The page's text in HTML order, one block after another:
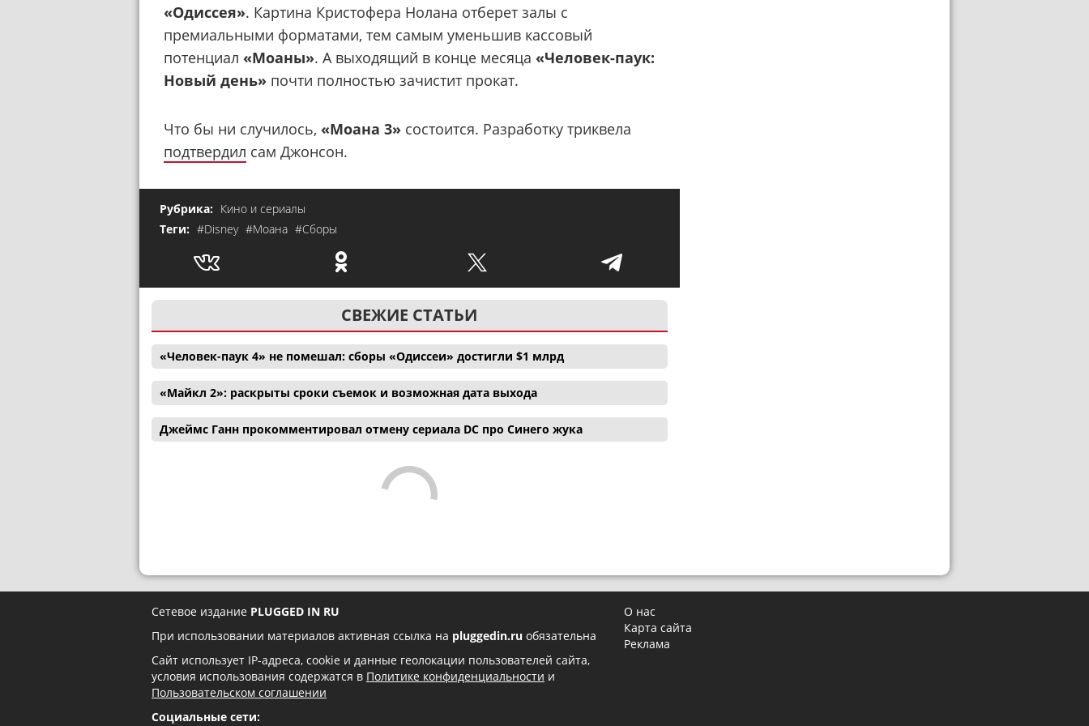
«Одиссея». Картина Кристофера Нолана отберет залы с
премиальными форматами, тем самым уменьшив кассовый
потенциал «Моаны». А выходящий в конце месяца «Человек-паук:
Новый день» почти полностью зачистит прокат.
Что бы ни случилось, «Моана 3» состоится. Разработку триквела
подтвердил сам Джонсон.
Рубрика: Кино и сериалы
Теги: #Disney #Моана #Сборы
СВЕЖИЕ СТАТЬИ
«Человек-паук 4» не помешал: сборы «Одиссеи» достигли $1 млрд
«Майкл 2»: раскрыты сроки съемок и возможная дата выхода
Джеймс Ганн прокомментировал отмену сериала DC про Синего жука
Сетевое издание PLUGGED IN RU
При использовании материалов активная ссылка на pluggedin.ru обязательна
Сайт использует IP-адреса, cookie и данные геолокации пользователей сайта,
условия использования содержатся в Политике конфиденциальности и
Пользовательском соглашении
Социальные сети:
О нас
Карта сайта
Реклама